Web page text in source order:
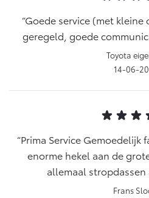
Goede service (met
geregeld, goede
Toyota
14-06-
Prima Service Gemoedelijk
enorme hekel aan de
allemaal
Frans